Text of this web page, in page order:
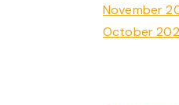
November
October